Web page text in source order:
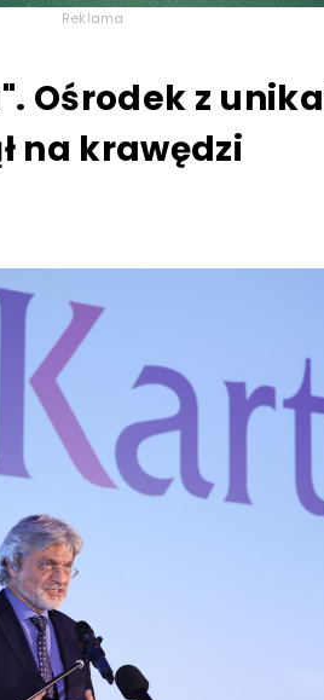
Reklama
Ośrodek z
na krawędzi